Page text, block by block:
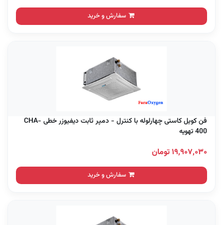
سفارش و خرید
فن کویل کاستی چهارلوله با کنترل - دمپر ثابت دیفیوزر خطی CHA-
400 تهویه
۱۹,۹۰۷,۰۳۰ تومان
سفارش و خرید